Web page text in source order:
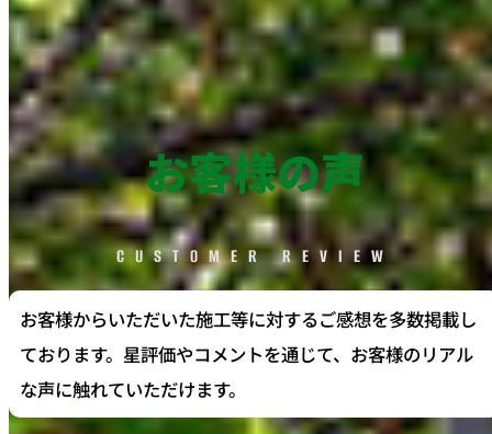
お客様の声
CUSTOMER REVIEW
お客様からいただいた施工等に対するご感想を多数掲載し
ております。星評価やコメントを通じて、お客様のリアル
な声に触れていただけます。